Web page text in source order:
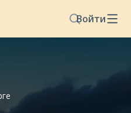
Войти